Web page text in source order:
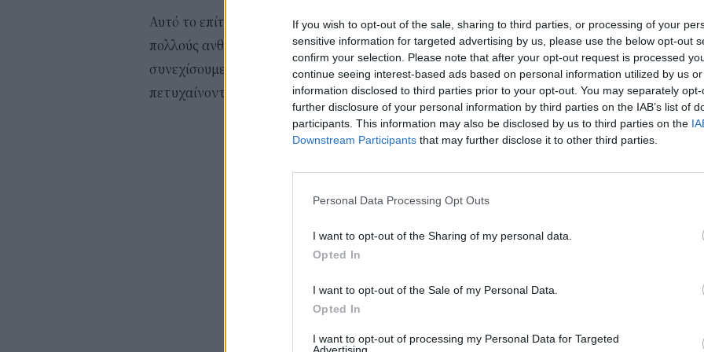
If you wish to opt-out of the sale, sharing to third parties, or processing of your
sensitive information for targeted advertising by us, please use the below opt-out
confirm your selection. Please note that after your opt-out request is processed
continue seeing interest-based ads based on personal information utilized by us
information disclosed to third parties prior to your opt-out. You may separately
further disclosure of your personal information by third parties on the IAB’s list of
participants. This information may also be disclosed by us to third parties on the
Downstream Participants that may further disclose it to other third parties.
Personal Data Processing Opt Outs
I want to opt-out of the Sharing of my personal data.
Opted In
I want to opt-out of the Sale of my Personal Data.
Opted In
I want to opt-out of processing my Personal Data for Targeted
Advertising.
Αυτό το επίτευγμα είναι το αποτέλεσμα πολλών ετών σκληρής δουλειάς από
πολλούς ανθρώπους. Δημιουργεί σε όλους μας αυξημένο το αίσθημα ευθύνης να
συνεχίσουμε με την ίδια δυναμική και ακόμη πιο δυνατά τα επόμενα χρόνια,
πετυχαίνοντας σταθερά τους στόχους μας».
06